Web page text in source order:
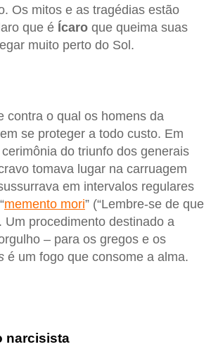
Os mitos e as tragédias estão
que é Ícaro que queima suas
muito perto do Sol.
contra o qual os homens da
se proteger a todo custo. Em
do triunfo dos generais
tomava lugar na carruagem
em intervalos regulares
memento mori” (“Lembre-se de que
Um procedimento destinado a
– para os gregos e os
é um fogo que consome a alma.
narcisista